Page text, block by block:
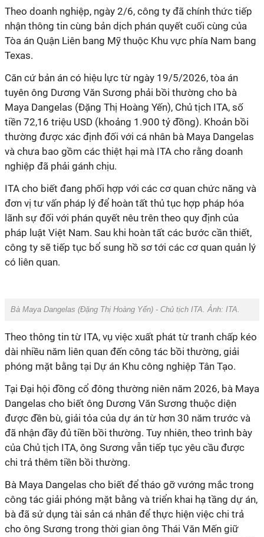
Theo doanh nghiệp, ngày 2/6, công ty đã chính thức tiếp
nhận thông tin cùng bản dịch phán quyết cuối cùng của
Tòa án Quận Liên bang Mỹ thuộc Khu vực phía Nam bang
Texas.
Căn cứ bản án có hiệu lực từ ngày 19/5/2026, tòa án
tuyên ông Dương Văn Sương phải bồi thường cho bà
Maya Dangelas (Đặng Thị Hoàng Yến), Chủ tịch ITA, số
tiền 72,16 triệu USD (khoảng 1.900 tỷ đồng). Khoản bồi
thường được xác định đối với cá nhân bà Maya Dangelas
và chưa bao gồm các thiệt hại mà ITA cho rằng doanh
nghiệp đã phải gánh chịu.
ITA cho biết đang phối hợp với các cơ quan chức năng và
đơn vị tư vấn pháp lý để hoàn tất thủ tục hợp pháp hóa
lãnh sự đối với phán quyết nêu trên theo quy định của
pháp luật Việt Nam. Sau khi hoàn tất các bước cần thiết,
công ty sẽ tiếp tục bổ sung hồ sơ tới các cơ quan quản lý
có liên quan.
Bà Maya Dangelas (Đặng Thị Hoàng Yến) - Chủ tịch ITA. Ảnh: ITA.
Theo thông tin từ ITA, vụ việc xuất phát từ tranh chấp kéo
dài nhiều năm liên quan đến công tác bồi thường, giải
phóng mặt bằng tại Dự án Khu công nghiệp Tân Tạo.
Tại Đại hội đồng cổ đông thường niên năm 2026, bà Maya
Dangelas cho biết ông Dương Văn Sương thuộc diện
được đền bù, giải tỏa của dự án từ hơn 30 năm trước và
đã nhận đầy đủ tiền bồi thường. Tuy nhiên, theo trình bày
của Chủ tịch ITA, ông Sương vẫn tiếp tục yêu cầu được
chi trả thêm tiền bồi thường.
Bà Maya Dangelas cho biết để tháo gỡ vướng mắc trong
công tác giải phóng mặt bằng và triển khai hạ tầng dự án,
bà đã sử dụng tài sản cá nhân để thực hiện việc chi trả
cho ông Sương trong thời gian ông Thái Văn Mến giữ